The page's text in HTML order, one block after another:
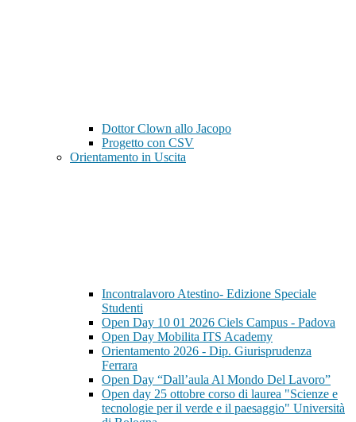
Dottor Clown allo Jacopo
Progetto con CSV
Orientamento in Uscita
Incontralavoro Atestino- Edizione Speciale
Studenti
Open Day 10 01 2026 Ciels Campus - Padova
Open Day Mobilita ITS Academy
Orientamento 2026 - Dip. Giurisprudenza
Ferrara
Open Day “Dall’aula Al Mondo Del Lavoro”
Open day 25 ottobre corso di laurea "Scienze e
tecnologie per il verde e il paesaggio" Università